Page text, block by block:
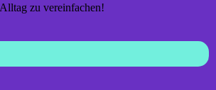
zu vereinfachen!